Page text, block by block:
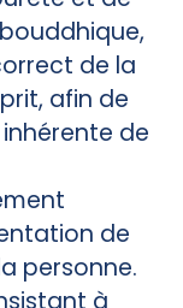
de la
afin de
de
de
personne.
à